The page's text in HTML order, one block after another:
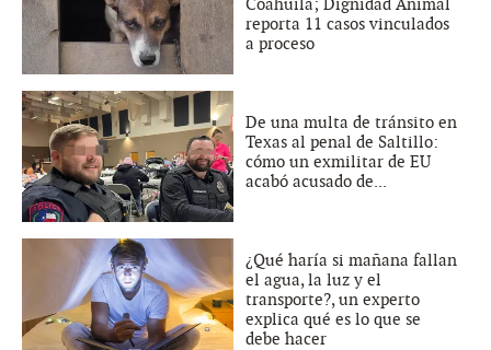
Coahuila; Dignidad Animal
reporta 11 casos vinculados
a proceso
De una multa de tránsito en
Texas al penal de Saltillo:
cómo un exmilitar de EU
acabó acusado de...
¿Qué haría si mañana fallan
el agua, la luz y el
transporte?, un experto
explica qué es lo que se
debe hacer